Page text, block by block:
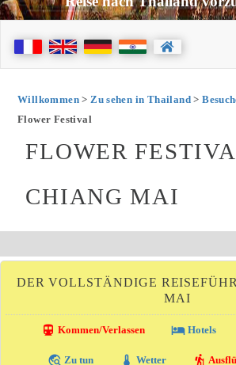
Willkommen>Zu sehen in Thailand>
Flower Festival
FLOWER
CHIANG MAI
DER VOLLSTÄNDIGE
MAI
directions_transit Kommen/Verlassen local_hotelHotels
travel_explore Zu tun thermostat Wetter hiking